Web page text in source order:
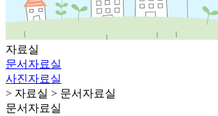
자료실
문서자료실
사진자료실
> 자료실 > 문서자료실
문서자료실